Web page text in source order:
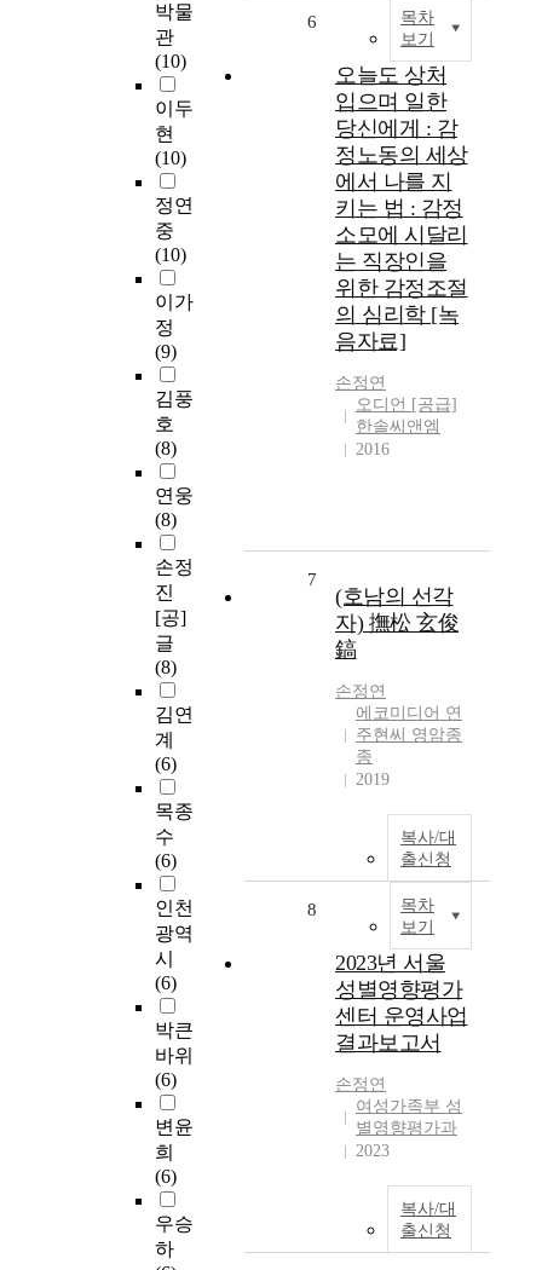
박물
관
(10)
이두
현
(10)
정연
중
(10)
이가
정
(9)
김풍
호
(8)
연웅
(8)
손정
진
[공]
글
(8)
김연
계
(6)
목종
수
(6)
인천
광역
시
(6)
박큰
바위
(6)
변윤
희
(6)
우승
하
목차
보기
6
오늘도 상처
입으며 일한
당신에게 : 감
정노동의 세상
에서 나를 지
키는 법 : 감정
소모에 시달리
는 직장인을
위한 감정조절
의 심리학 [녹
음자료]
손정연
오디언 [공급]
한솔씨앤엠
2016
7
(호남의 선각
자) 撫松 玄俊
鎬
손정연
에코미디어 연
주현씨 영암종
종
2019
복사/대
출신청
목차
보기
8
2023년 서울
성별영향평가
센터 운영사업
결과보고서
손정연
여성가족부 성
별영향평가과
2023
복사/대
출신청